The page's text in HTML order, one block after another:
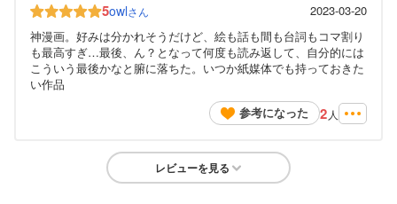
5owlさん
2023-03-20
神漫画。好みは分かれそうだけど、絵も話も間も台詞もコマ割り
も最高すぎ…最後、ん？となって何度も読み返して、自分的には
こういう最後かなと腑に落ちた。いつか紙媒体でも持っておきた
い作品
参考になった
2 人
レビューを見る